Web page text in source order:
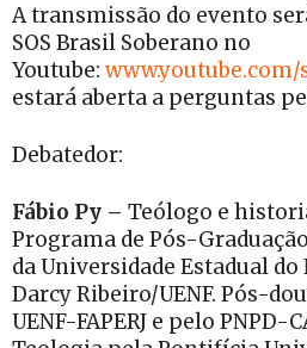
A transmissão do evento
SOS Brasil Soberano no
Youtube:
estará aberta a perguntas
Debatedor:
Fábio Py – Teólogo e
Programa de Pós-
da Universidade Estadual
Darcy Ribeiro/UENF. Pós-
UENF-FAPERJ e pelo PNPD-